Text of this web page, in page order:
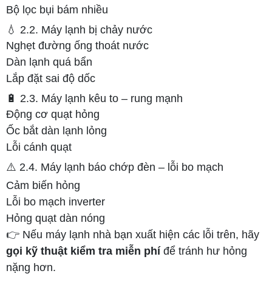
Bộ lọc bụi bám nhiều
💧 2.2. Máy lạnh bị chảy nước
Nghẹt đường ống thoát nước
Dàn lạnh quá bẩn
Lắp đặt sai độ dốc
🔋 2.3. Máy lạnh kêu to – rung mạnh
Động cơ quạt hỏng
Ốc bắt dàn lạnh lỏng
Lỗi cánh quạt
⚠️ 2.4. Máy lạnh báo chớp đèn – lỗi bo mạch
Cảm biến hỏng
Lỗi bo mạch inverter
Hỏng quạt dàn nóng
👉 Nếu máy lạnh nhà bạn xuất hiện các lỗi trên, hãy
gọi kỹ thuật kiểm tra miễn phíđể tránh hư hỏng
nặng hơn.